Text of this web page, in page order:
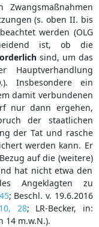
(s. oben II. bis
werden (OLG
ist, ob die
sind, um das
Hauptverhandlung
Insbesondere ein
damit verbundenen
nur dann ergehen,
der staatlichen
der Tat und rasche
werden kann. Er
auf die (weitere)
hat nicht etwa den
Angeklagten zu
; Beschl. v. 19.6.2016
28; LR-Becker, in:
14 m.w.N.).